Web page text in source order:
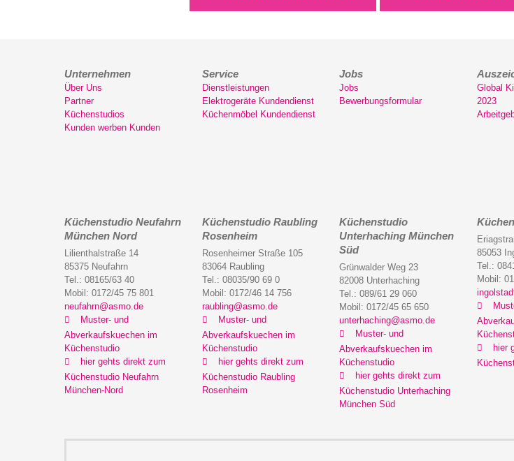
Unternehmen
Über Uns
Partner
Küchenstudios
Kunden werben Kunden
Service
Dienstleistungen
Elektrogeräte Kundendienst
Küchenmöbel Kundendienst
Jobs
Jobs
Bewerbungsformular
Global
2023
Küchenstudio Neufahrn
München Nord
Lilienthalstraße 14
85375 Neufahrn
Tel.: 08165/63 40
Mobil: 0172/45 75 801
neufahrn@asmo.de
Muster- und
Abverkaufskuechen im
Küchenstudio
hier gehts direkt zum
Küchenstudio Neufahrn
München-Nord
Küchenstudio Raubling
Rosenheim
Rosenheimer Straße 105
83064 Raubling
Tel.: 08035/90 69 0
Mobil: 0172/46 14 756
raubling@asmo.de
Muster- und
Abverkaufskuechen im
Küchenstudio
hier gehts direkt zum
Küchenstudio Raubling
Rosenheim
Küchenstudio
Unterhaching München
Süd
Grünwalder Weg 23
82008 Unterhaching
Tel.: 089/61 29 060
Mobil: 0172/45 65 650
unterhaching@asmo.de
Muster- und
Abverkaufskuechen im
Küchenstudio
hier gehts direkt zum
Küchenstudio Unterhaching
München Süd
85053
Tel.:
Mobil:
hier